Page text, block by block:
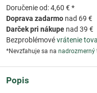
Doručenie od: 4,60 € *
Doprava zadarmo nad 69 €
Darček pri nákupe nad 39 €
Bezproblémovévrátenie
*Nevzťahuje sa na nadrozmerný
Popis